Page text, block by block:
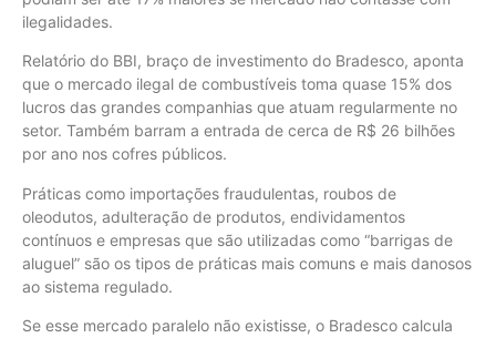
ilegalidades.
Relatório do BBI, braço de investimento do Bradesco, aponta
que o mercado ilegal de combustíveis toma quase 15% dos
lucros das grandes companhias que atuam regularmente no
setor. Também barram a entrada de cerca de R$ 26 bilhões
por ano nos cofres públicos.
Práticas como importações fraudulentas, roubos de
oleodutos, adulteração de produtos, endividamentos
contínuos e empresas que são utilizadas como “barrigas de
aluguel” são os tipos de práticas mais comuns e mais danosos
ao sistema regulado.
Se esse mercado paralelo não existisse, o Bradesco calcula